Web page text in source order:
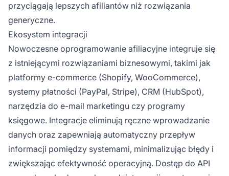
przyciągają lepszych afiliantów niż rozwiązania
generyczne.
Ekosystem integracji
Nowoczesne oprogramowanie afiliacyjne integruje się
z istniejącymi rozwiązaniami biznesowymi, takimi jak
platformy e-commerce (Shopify, WooCommerce),
systemy płatności (PayPal, Stripe), CRM (HubSpot),
narzędzia do e-mail marketingu czy programy
księgowe. Integracje eliminują ręczne wprowadzanie
danych oraz zapewniają automatyczny przepływ
informacji pomiędzy systemami, minimalizując błędy i
zwiększając efektywność operacyjną. Dostęp do API